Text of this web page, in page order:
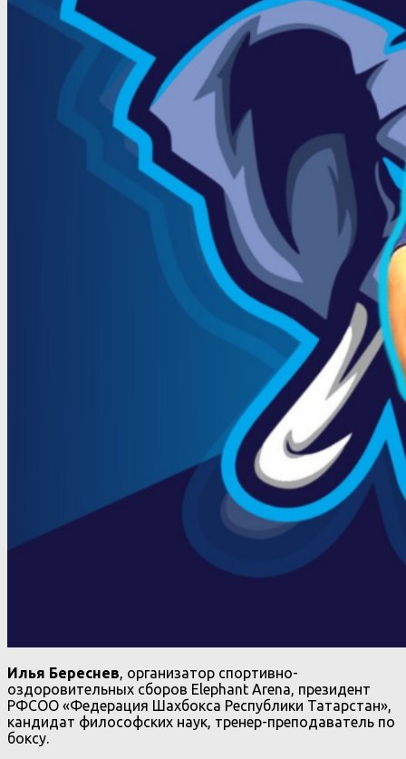
Илья Береснев, организатор спортивно-
оздоровительных сборов Elephant Arena, президент
РФСОО «Федерация Шахбокса Республики Татарстан»,
кандидат философских наук, тренер-преподаватель по
боксу.